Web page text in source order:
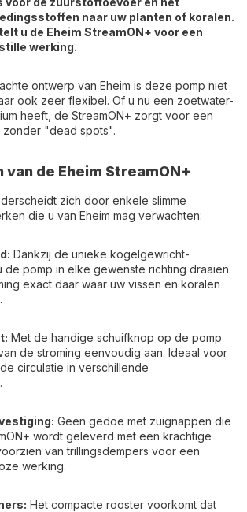
naar uw planten of koralen.
u de Eheim StreamON+ voor een
werking.
ontwerp van Eheim is deze pomp niet
ook zeer flexibel. Of u nu een zoetwater-
heeft, de StreamON+ zorgt voor een
zonder "dead spots".
van de Eheim StreamON+
zich door enkele slimme
die u van Eheim mag verwachten:
Dankzij de unieke kogelgewricht-
de pomp in elke gewenste richting draaien.
exact daar waar uw vissen en koralen
Met de handige schuifknop op de pomp
de stroming eenvoudig aan. Ideaal voor
circulatie in verschillende
Geen gedoe met zuignappen die
wordt geleverd met een krachtige
van trillingsdempers voor een
werking.
Het compacte rooster voorkomt dat